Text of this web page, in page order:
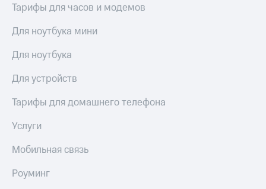
Тарифы для часов и модемов
Для ноутбука мини
Для ноутбука
Для устройств
Тарифы для домашнего телефона
Услуги
Мобильная связь
Роуминг